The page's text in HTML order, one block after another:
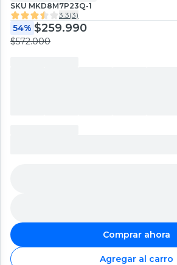
SKU MKD8M7P23Q-1
3.3(3)
54% $259.990
$572.000
Comprar ahora
Agregar al carro